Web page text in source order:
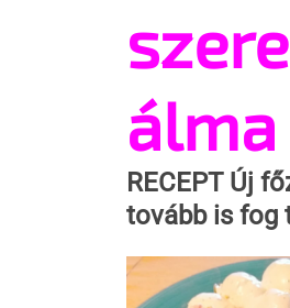
álma
RECEPT Új
tovább is fog